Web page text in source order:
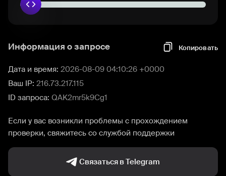
Информация о запросе Копировать
Дата и время: 2026-08-09 04:10:26 +0000
Ваш IP: 216.73.217.115
ID запроса: QAK2mr5k9Cg1
Если у вас возникли проблемы с прохождением
проверки, свяжитесь со службой поддержки
Связаться в Telegram